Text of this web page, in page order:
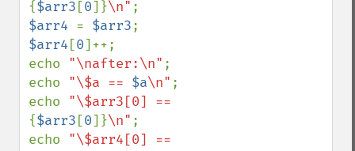
{$arr3 [0]}\n"
$arr4 = $arr3
$arr4 [0]++;
echo "\nafter:\n" ;
echo "\$a == $a\n" ;
echo
{$arr3 [0]}\n" ;
echo